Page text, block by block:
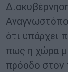
ότι υπάρχει
πως η χώρα
πρόοδο στον